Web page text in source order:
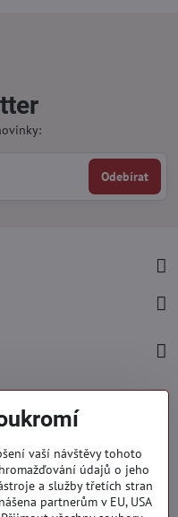
Odebírat
vaší návštěvy tohoto
údajů o jeho
a služby třetích stran
partnerům v EU, USA